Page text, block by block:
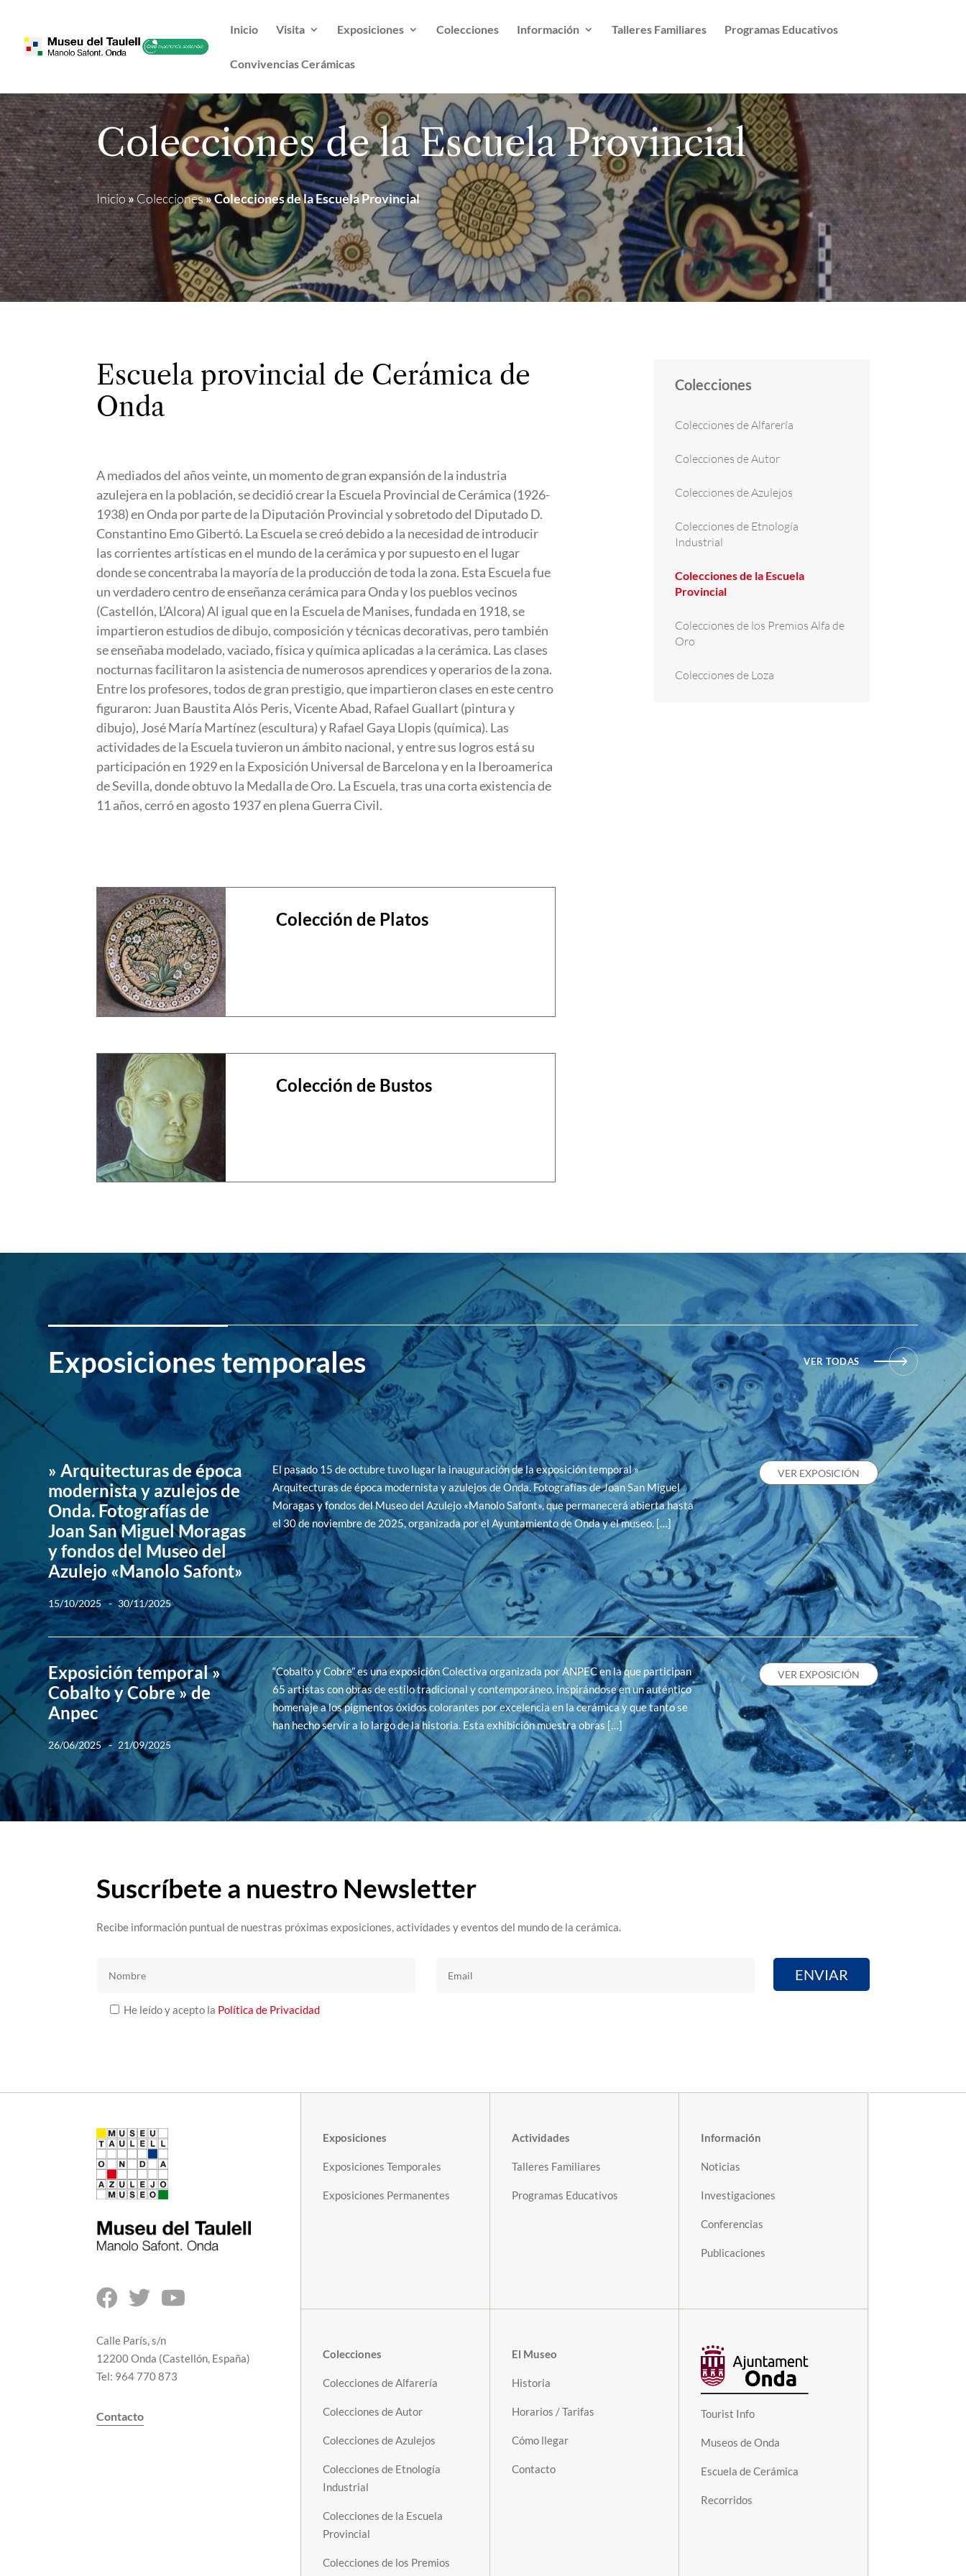
Inicio Visita Exposiciones Colecciones Información Talleres Familiares Programas Educativos
Convivencias Cerámicas
Colecciones de la Escuela Provincial
Inicio»Colecciones»Colecciones de la Escuela Provincial
Escuela provincial de Cerámica de
Onda
A mediados del años veinte, un momento de gran expansión de la industria
azulejera en la población, se decidió crear la Escuela Provincial de Cerámica (1926-
1938) en Onda por parte de la Diputación Provincial y sobretodo del Diputado D.
Constantino Emo Gibertó. La Escuela se creó debido a la necesidad de introducir
las corrientes artísticas en el mundo de la cerámica y por supuesto en el lugar
donde se concentraba la mayoría de la producción de toda la zona. Esta Escuela fue
un verdadero centro de enseñanza cerámica para Onda y los pueblos vecinos
(Castellón, L’Alcora) Al igual que en la Escuela de Manises, fundada en 1918, se
impartieron estudios de dibujo, composición y técnicas decorativas, pero también
se enseñaba modelado, vaciado, física y química aplicadas a la cerámica. Las clases
nocturnas facilitaron la asistencia de numerosos aprendices y operarios de la zona.
Entre los profesores, todos de gran prestigio, que impartieron clases en este centro
figuraron: Juan Baustita Alós Peris, Vicente Abad, Rafael Guallart (pintura y
dibujo), José María Martínez (escultura) y Rafael Gaya Llopis (química). Las
actividades de la Escuela tuvieron un ámbito nacional, y entre sus logros está su
participación en 1929 en la Exposición Universal de Barcelona y en la Iberoamerica
de Sevilla, donde obtuvo la Medalla de Oro. La Escuela, tras una corta existencia de
11 años, cerró en agosto 1937 en plena Guerra Civil.
Colección de Platos
Colección de Bustos
Colecciones
Colecciones de Alfarería
Colecciones de Autor
Colecciones de Azulejos
Colecciones de Etnología
Industrial
Colecciones de la Escuela
Provincial
Colecciones de los Premios Alfa de
Oro
Colecciones de Loza
Exposiciones temporales VER TODAS
» Arquitecturas de época
modernista y azulejos de
Onda. Fotografías de
Joan San Miguel Moragas
y fondos del Museo del
Azulejo «Manolo Safont»
15/10/2025 - 30/11/2025
El pasado 15 de octubre tuvo lugar la inauguración de la exposición temporal »
Arquitecturas de época modernista y azulejos de Onda. Fotografías de Joan San Miguel
Moragas y fondos del Museo del Azulejo «Manolo Safont», que permanecerá abierta hasta
el 30 de noviembre de 2025, organizada por el Ayuntamiento de Onda y el museo. […]
VER EXPOSICIÓN
Exposición temporal »
Cobalto y Cobre » de
Anpec
26/06/2025 - 21/09/2025
“Cobalto y Cobre” es una exposición Colectiva organizada por ANPEC en la que participan
65 artistas con obras de estilo tradicional y contemporáneo, inspirándose en un auténtico
homenaje a los pigmentos óxidos colorantes por excelencia en la cerámica y que tanto se
han hecho servir a lo largo de la historia. Esta exhibición muestra obras […]
VER EXPOSICIÓN
Suscríbete a nuestro Newsletter
Recibe información puntual de nuestras próximas exposiciones, actividades y eventos del mundo de la cerámica.
He leído y acepto la Política de Privacidad
  
Calle París, s/n
12200 Onda (Castellón, España)
Tel: 964 770 873
Contacto
Exposiciones
Exposiciones Temporales
Exposiciones Permanentes
Actividades
Talleres Familiares
Programas Educativos
Información
Noticias
Investigaciones
Conferencias
Publicaciones
Colecciones
Colecciones de Alfarería
Colecciones de Autor
Colecciones de Azulejos
Colecciones de Etnología
Industrial
Colecciones de la Escuela
Provincial
Colecciones de los Premios
El Museo
Historia
Horarios / Tarifas
Cómo llegar
Contacto
Tourist Info
Museos de Onda
Escuela de Cerámica
Recorridos